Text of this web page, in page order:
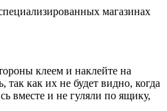
магазинах
клеем и наклейте на
как их не будет видно, когда
вместе и не гуляли по ящику,